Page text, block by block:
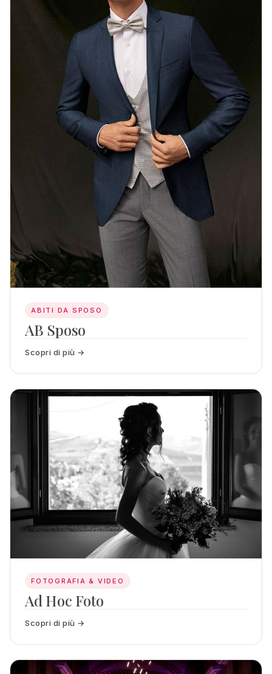
ABITI DA SPOSO
AB Sposo
Scopri di più →
FOTOGRAFIA & VIDEO
Ad Hoc Foto
Scopri di più →